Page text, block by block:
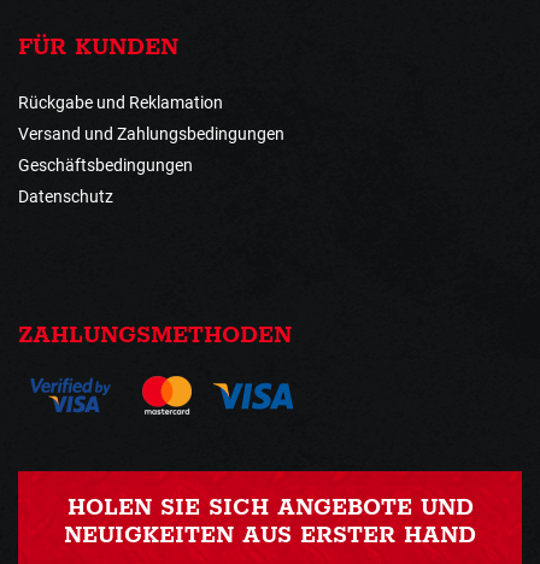
FÜR KUNDEN
Rückgabe und Reklamation
Versand und Zahlungsbedingungen
Geschäftsbedingungen
Datenschutz
ZAHLUNGSMETHODEN
HOLEN SIE SICH ANGEBOTE UND
NEUIGKEITEN AUS ERSTER HAND